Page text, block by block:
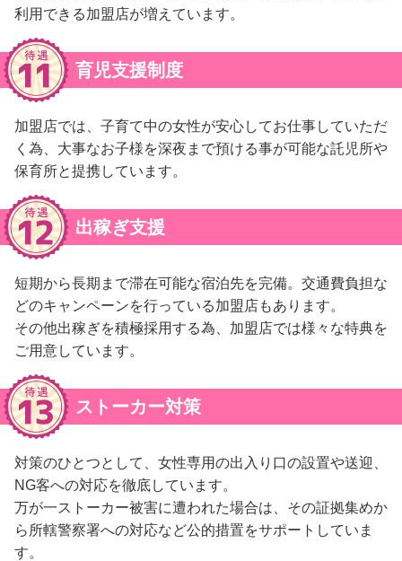
利用できる加盟店が増えています。
育児支援制度
加盟店では、子育て中の女性が安心してお仕事していただ
く為、大事なお子様を深夜まで預ける事が可能な託児所や
保育所と提携しています。
出稼ぎ支援
短期から長期まで滞在可能な宿泊先を完備。交通費負担な
どのキャンペーンを行っている加盟店もあります。
その他出稼ぎを積極採用する為、加盟店では様々な特典を
ご用意しています。
ストーカー対策
対策のひとつとして、女性専用の出入り口の設置や送迎、
NG客への対応を徹底しています。
万が一ストーカー被害に遭われた場合は、その証拠集めか
ら所轄警察署への対応など公的措置をサポートしていま
す。